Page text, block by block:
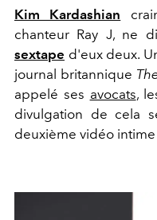
Kim Kardashian
chanteur Ray J, ne
sextape d'eux deux.
journal britannique
appelé ses avocats,
divulgation de cela
deuxième vidéo